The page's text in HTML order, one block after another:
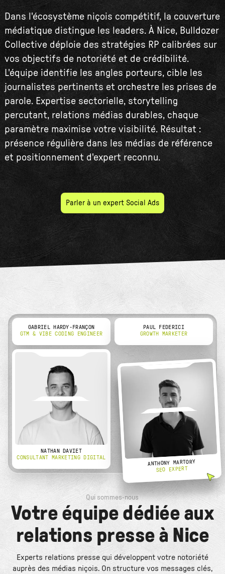
Dans l'écosystème niçois compétitif, la couverture
médiatique distingue les leaders. À Nice, Bulldozer
Collective déploie des stratégies RP calibrées sur
vos objectifs de notoriété et de crédibilité.
L'équipe identifie les angles porteurs, cible les
journalistes pertinents et orchestre les prises de
parole. Expertise sectorielle, storytelling
percutant, relations médias durables, chaque
paramètre maximise votre visibilité. Résultat :
présence régulière dans les médias de référence
et positionnement d'expert reconnu.
Parler à un expert Social Ads
GABRIEL HARDY-FRANÇON
GTM & VIBE CODING ENGINEER
PAUL FEDERICI
GROWTH MARKETER
NATHAN DAVIET
CONSULTANT MARKETING DIGITAL
ANTHONY MARTORY
SEO EXPERT
Qui sommes-nous
Votre équipe dédiée aux
relations presse à Nice
Experts relations presse qui développent votre notoriété
auprès des médias niçois. On structure vos messages clés,